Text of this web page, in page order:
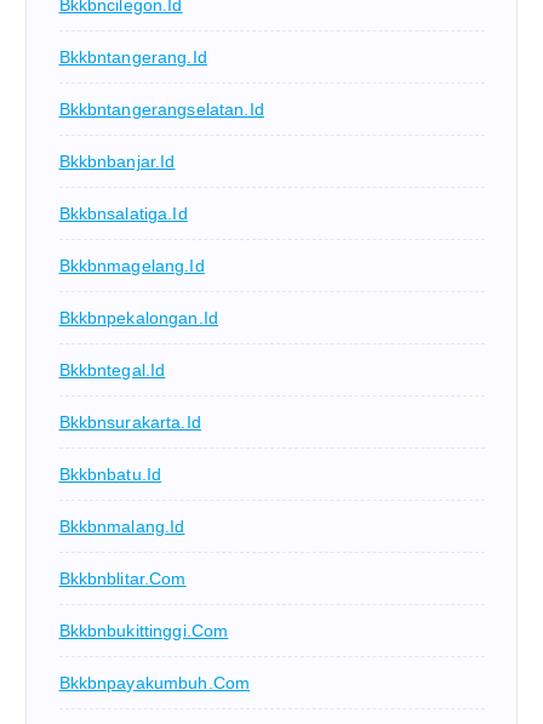
Bkkbncilegon.id
Bkkbntangerang.id
Bkkbntangerangselatan.id
Bkkbnbanjar.id
Bkkbnsalatiga.id
Bkkbnmagelang.id
Bkkbnpekalongan.id
Bkkbntegal.id
Bkkbnsurakarta.id
Bkkbnbatu.id
Bkkbnmalang.id
Bkkbnblitar.com
Bkkbnbukittinggi.com
Bkkbnpayakumbuh.com